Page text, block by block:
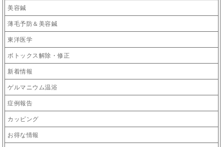
美容鍼
薄毛予防＆美容鍼
東洋医学
ボトックス解除・修正
新着情報
ゲルマニウム温浴
症例報告
カッピング
お得な情報